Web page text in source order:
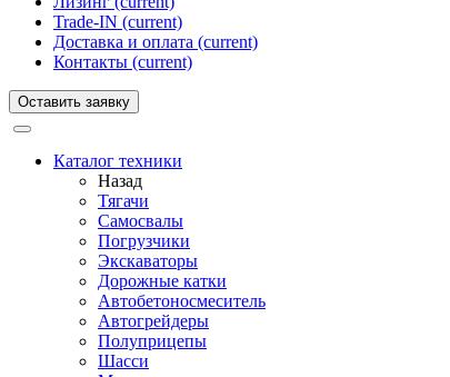
Trade-IN (current)
Доставка и оплата (current)
Контакты (current)
Оставить заявку
Каталог техники
Назад
Тягачи
Cамосвалы
Погрузчики
Экскаваторы
Дорожные катки
Автобетоносмеситель
Автогрейдеры
Полуприцепы
Шасси